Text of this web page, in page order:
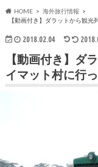
HOME
海外旅行情報
【動画付き】ダラットから観光
2018.02.04
【動画付き】ダ
イマット村に行